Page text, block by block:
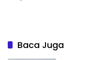
Baca Juga